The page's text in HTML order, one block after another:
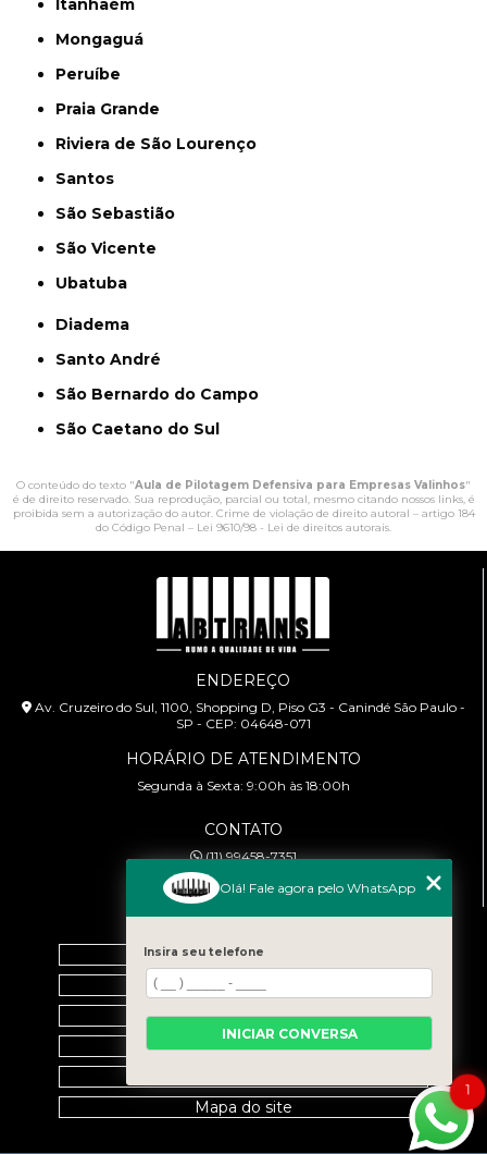
Itanhaém
Mongaguá
Peruíbe
Praia Grande
Riviera de São Lourenço
Santos
São Sebastião
São Vicente
Ubatuba
Diadema
Santo André
São Bernardo do Campo
São Caetano do Sul
O conteúdo do texto "Aula de Pilotagem Defensiva para Empresas Valinhos"
é de direito reservado. Sua reprodução, parcial ou total, mesmo citando nossos links, é
proibida sem a autorização do autor. Crime de violação de direito autoral – artigo 184
do Código Penal – Lei 9610/98 - Lei de direitos autorais.
ENDEREÇO
Av. Cruzeiro do Sul, 1100, Shopping D, Piso G3 - Canindé São Paulo -
SP - CEP: 04648-071
HORÁRIO DE ATENDIMENTO
Segunda à Sexta: 9:00h às 18:00h
CONTATO
(11) 99458-7351
cursoabtrans@gmail.com
Home
Empresa
Galeria
Contato
Mapa do site
1
Olá! Fale agora pelo WhatsApp
Insira seu telefone
INICIAR CONVERSA